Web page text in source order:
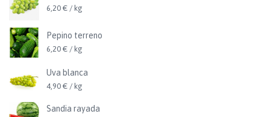
6,20 € / kg
Pepino terreno
6,20 € / kg
Uva blanca
4,90 € / kg
Sandia rayada